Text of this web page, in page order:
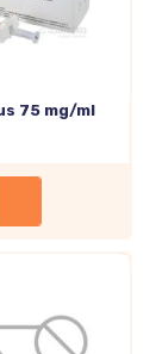
75 mg/ml